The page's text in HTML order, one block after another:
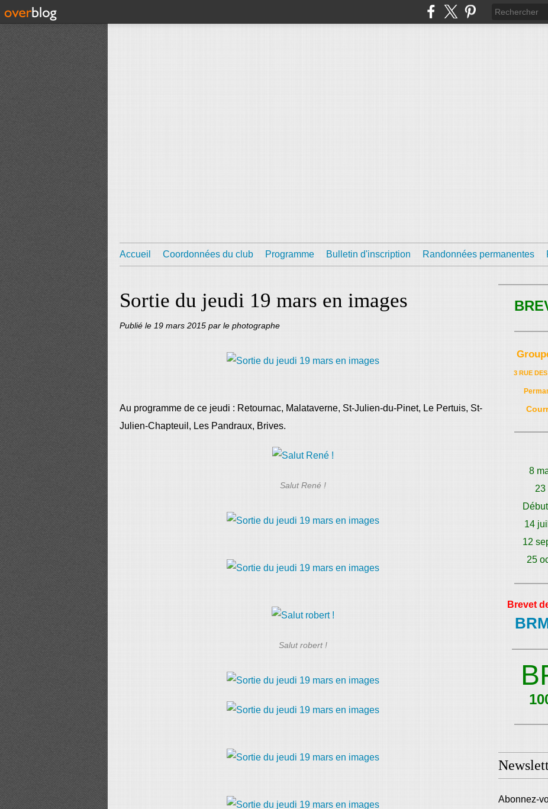
Accueil Coordonnées du club Programme Bulletin d'inscription Randonnées permanentes
Sortie du jeudi 19 mars en images
Publié le 19 mars 2015 par le photographe
Au programme de ce jeudi : Retournac, Malataverne, St-Julien-du-Pinet, Le Pertuis, St-
Julien-Chapteuil, Les Pandraux, Brives.
Salut René !
Salut robert !
3 RUE
8
23
14
12
25
Brevet
Abonnez-